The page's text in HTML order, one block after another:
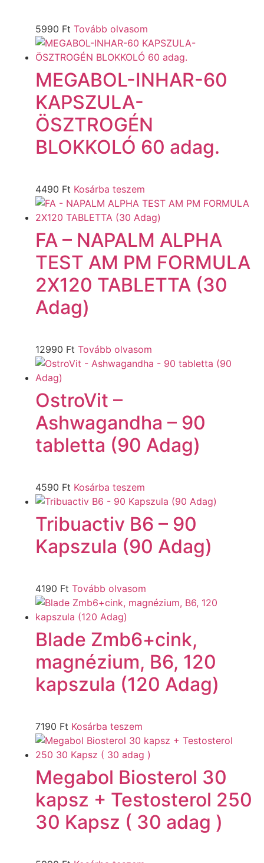
5990 Ft Tovább olvasom
MEGABOL-INHAR-60
KAPSZULA-
ÖSZTROGÉN
BLOKKOLÓ 60 adag.
4490 Ft Kosárba teszem
FA – NAPALM ALPHA
TEST AM PM FORMULA
2X120 TABLETTA (30
Adag)
12990 Ft Tovább olvasom
OstroVit –
Ashwagandha – 90
tabletta (90 Adag)
4590 Ft Kosárba teszem
Tribuactiv B6 – 90
Kapszula (90 Adag)
4190 Ft Tovább olvasom
Blade Zmb6+cink,
magnézium, B6, 120
kapszula (120 Adag)
7190 Ft Kosárba teszem
Megabol Biosterol 30
kapsz + Testosterol 250
30 Kapsz ( 30 adag )